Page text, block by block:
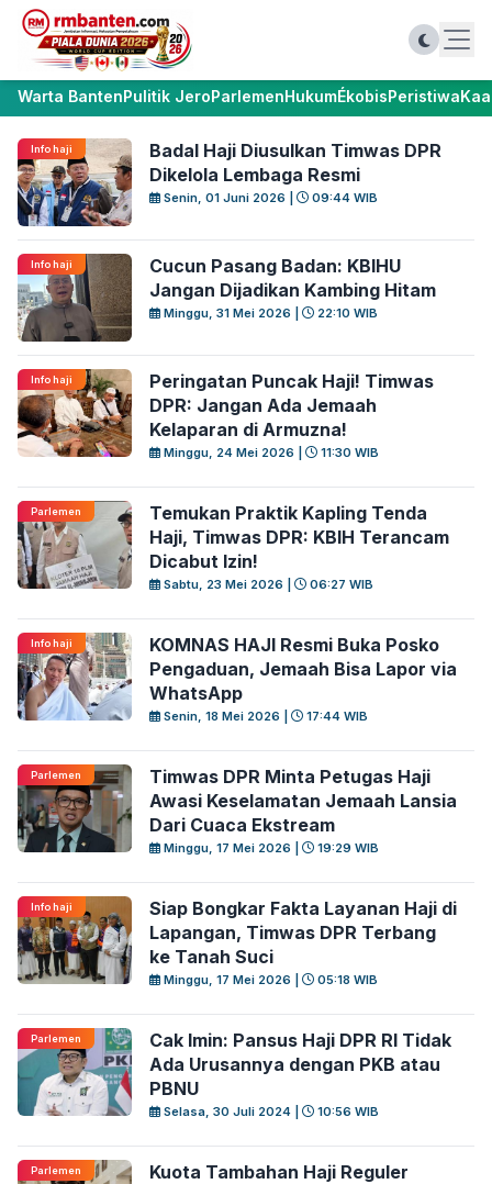
Warta BantenPulitik JeroParlemenHukumÉkobisPeristiwa
Info haji
Badal Haji Diusulkan Timwas DPR
Dikelola Lembaga Resmi
Senin, 01 Juni 2026 | 09:44 WIB
Info haji
Cucun Pasang Badan: KBIHU
Jangan Dijadikan Kambing Hitam
Minggu, 31 Mei 2026 | 22:10 WIB
Info haji
Peringatan Puncak Haji! Timwas
DPR: Jangan Ada Jemaah
Kelaparan di Armuzna!
Minggu, 24 Mei 2026 | 11:30 WIB
Parlemen
Temukan Praktik Kapling Tenda
Haji, Timwas DPR: KBIH Terancam
Dicabut Izin!
Sabtu, 23 Mei 2026 | 06:27 WIB
Info haji
KOMNAS HAJI Resmi Buka Posko
Pengaduan, Jemaah Bisa Lapor via
WhatsApp
Senin, 18 Mei 2026 | 17:44 WIB
Parlemen
Timwas DPR Minta Petugas Haji
Awasi Keselamatan Jemaah Lansia
Dari Cuaca Ekstream
Minggu, 17 Mei 2026 | 19:29 WIB
Info haji
Siap Bongkar Fakta Layanan Haji di
Lapangan, Timwas DPR Terbang
ke Tanah Suci
Minggu, 17 Mei 2026 | 05:18 WIB
Parlemen
Cak Imin: Pansus Haji DPR RI Tidak
Ada Urusannya dengan PKB atau
PBNU
Selasa, 30 Juli 2024 | 10:56 WIB
Parlemen
Kuota Tambahan Haji Reguler